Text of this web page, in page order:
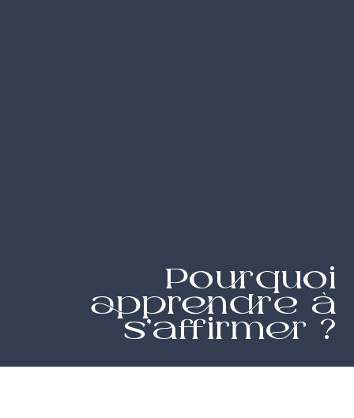
Pourquoi
apprendre à
s’affirmer ?